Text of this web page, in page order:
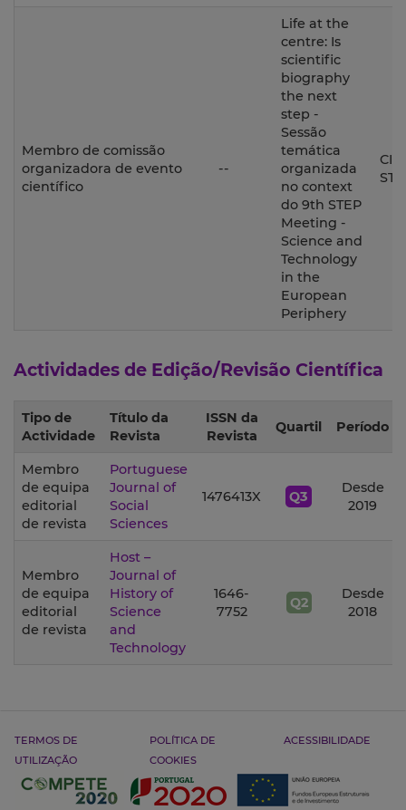
Membro de comissão
organizadora de evento
científico
--
Life at the
centre: Is
scientific
biography
the next
step -
Sessão
temática
organizada
no context
do 9th STEP
Meeting -
Science and
Technology
in the
European
Periphery
Actividades de Edição/Revisão Científica
Tipo de
Actividade
Título da
Revista
ISSN da
Revista
Quartil Período
Membro
de equipa
editorial
de revista
Portuguese
Journal of
Social
Sciences
1476413X Q3
Desde
2019
Membro
de equipa
editorial
de revista
Host –
Journal of
History of
Science
and
Technology
1646-
7752
Q2
Desde
2018
TERMOS DE
UTILIZAÇÃO
POLÍTICA DE
COOKIES
ACESSIBILIDADE